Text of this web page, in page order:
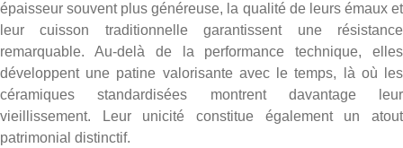
épaisseur souvent plus généreuse, la qualité de leurs émaux et
leur cuisson traditionnelle garantissent une résistance
remarquable. Au-delà de la performance technique, elles
développent une patine valorisante avec le temps, là où les
céramiques standardisées montrent davantage leur
vieillissement. Leur unicité constitue également un atout
patrimonial distinctif.